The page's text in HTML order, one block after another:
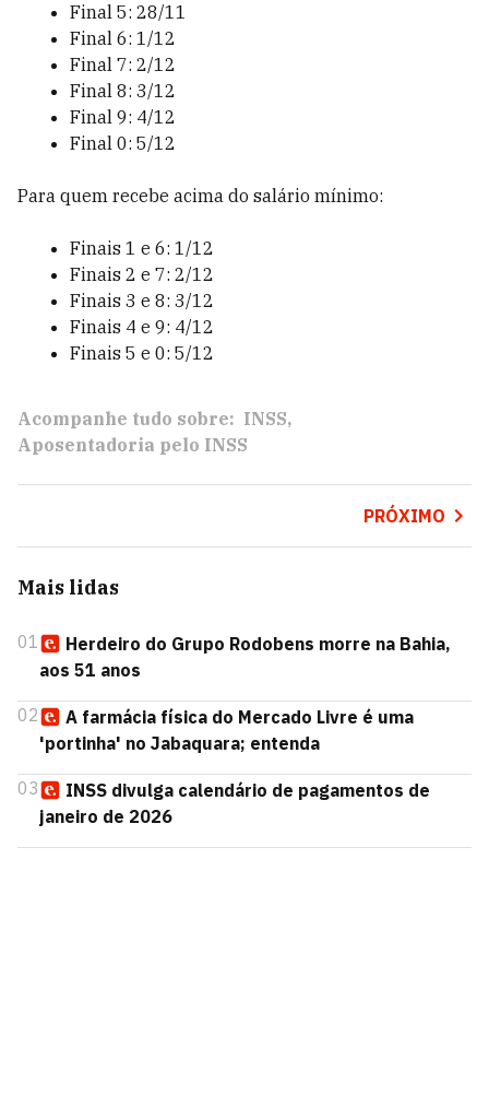
Final 5: 28/11
Final 6: 1/12
Final 7: 2/12
Final 8: 3/12
Final 9: 4/12
Final 0: 5/12
Para quem recebe acima do salário mínimo:
Finais 1 e 6: 1/12
Finais 2 e 7: 2/12
Finais 3 e 8: 3/12
Finais 4 e 9: 4/12
Finais 5 e 0: 5/12
Acompanhe tudo sobre: INSS
Aposentadoria pelo INSS
PRÓXIMO
Mais lidas
01
Herdeiro do Grupo Rodobens morre na Bahia,
aos 51 anos
02
A farmácia física do Mercado Livre é uma
'portinha' no Jabaquara; entenda
03
INSS divulga calendário de pagamentos de
janeiro de 2026